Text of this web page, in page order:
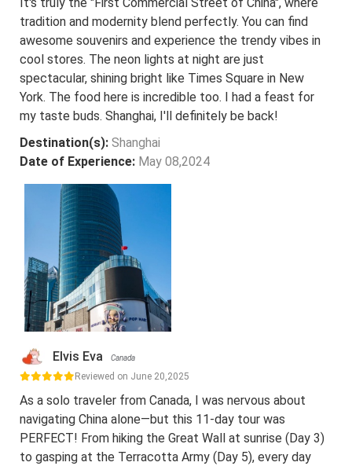
tradition and modernity blend perfectly. You can find
awesome souvenirs and experience the trendy vibes in
cool stores. The neon lights at night are just
spectacular, shining bright like Times Square in New
York. The food here is incredible too. I had a feast for
my taste buds. Shanghai, I'll definitely be back!
Destination(s): Shanghai
Date of Experience: May 08,2024
Elvis Eva Canada
Reviewed on June 20,2025
As a solo traveler from Canada, I was nervous about
navigating China alone—but this 11-day tour was
PERFECT! From hiking the Great Wall at sunrise (Day 3)
to gasping at the Terracotta Army (Day 5), every day